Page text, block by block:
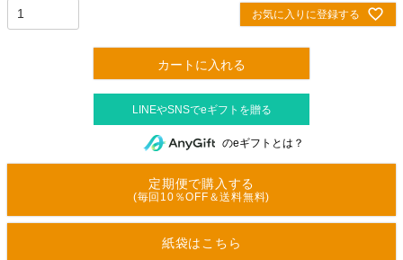
お気に入りに登録する
カートに入れる
のeギフトとは？
定期便で購入する
(毎回10％OFF＆送料無料)
紙袋はこちら